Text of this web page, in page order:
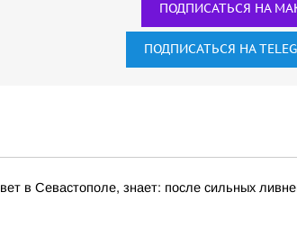
ПОДПИСАТЬСЯ НА
ПОДПИСАТЬСЯ НА
в Севастополе, знает: после сильных